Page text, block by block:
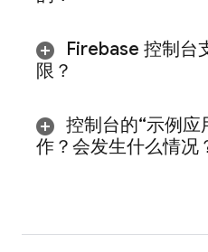
Firebase 控制台
限？
控制台的“示例应
作？会发生什么情况